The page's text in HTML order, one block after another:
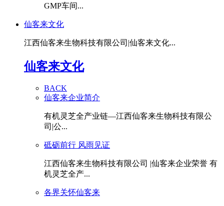
GMP车间...
仙客来文化
江西仙客来生物科技有限公司|仙客来文化...
仙客来文化
BACK
仙客来企业简介
有机灵芝全产业链—江西仙客来生物科技有限公
司|公...
砥砺前行 风雨见证
江西仙客来生物科技有限公司 |仙客来企业荣誉 有
机灵芝全产...
各界关怀仙客来